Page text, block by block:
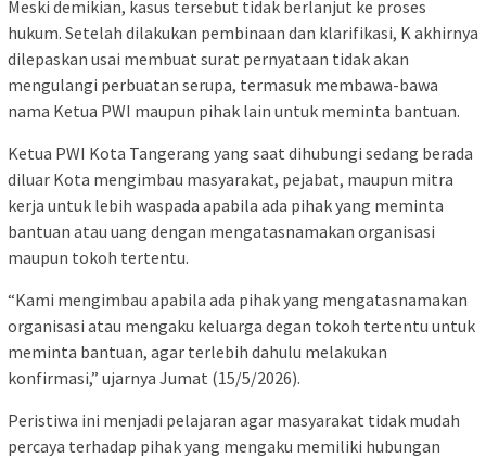
Meski demikian, kasus tersebut tidak berlanjut ke proses
hukum. Setelah dilakukan pembinaan dan klarifikasi, K akhirnya
dilepaskan usai membuat surat pernyataan tidak akan
mengulangi perbuatan serupa, termasuk membawa-bawa
nama Ketua PWI maupun pihak lain untuk meminta bantuan.
Ketua PWI Kota Tangerang yang saat dihubungi sedang berada
diluar Kota mengimbau masyarakat, pejabat, maupun mitra
kerja untuk lebih waspada apabila ada pihak yang meminta
bantuan atau uang dengan mengatasnamakan organisasi
maupun tokoh tertentu.
“Kami mengimbau apabila ada pihak yang mengatasnamakan
organisasi atau mengaku keluarga degan tokoh tertentu untuk
meminta bantuan, agar terlebih dahulu melakukan
konfirmasi,” ujarnya Jumat (15/5/2026).
Peristiwa ini menjadi pelajaran agar masyarakat tidak mudah
percaya terhadap pihak yang mengaku memiliki hubungan